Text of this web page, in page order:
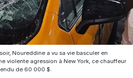
Noureddine a vu sa vie basculer en
violente agression à New York, ce chauffeur
de 60 000 $.